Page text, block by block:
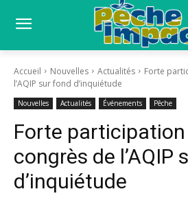
Accueil Nouvelles Actualités
Forte
l’AQIP sur fond d’inquiétude
Nouvelles Actualités Événements Pêche
Forte
congrès de l’AQIP
d’inquiétude